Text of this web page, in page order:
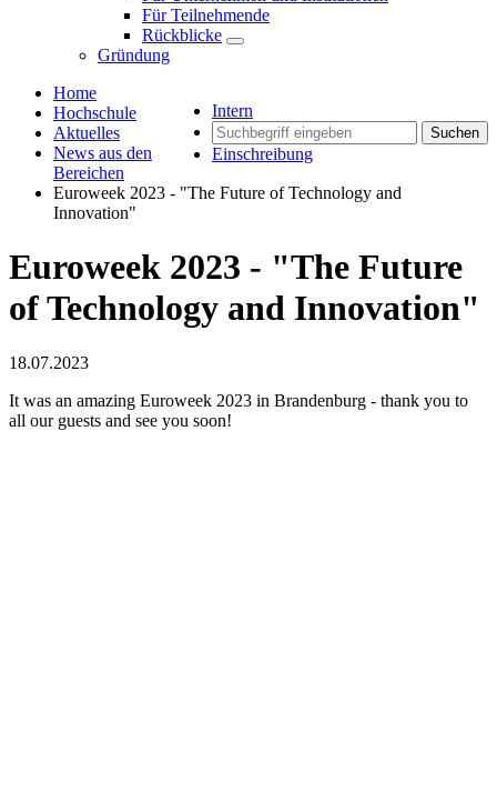
Für Teilnehmende
Rückblicke
Gründung
Intern
Suchen
Einschreibung
Home
Hochschule
Aktuelles
News aus den
Bereichen
Euroweek 2023 - "The Future of Technology and
Innovation"
Euroweek 2023 - "The Future
of Technology and Innovation"
18.07.2023
It was an amazing Euroweek 2023 in Brandenburg - thank you to
all our guests and see you soon!